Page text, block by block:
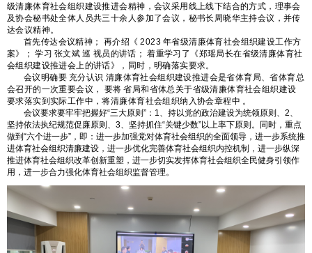
级清廉体育社会组织建设推进会精神，会议采用线上线下结合的方式，理事会
及协会秘书处全体人员共三十余人参加了会议，秘书长周晓华主持会议，并传
达会议精神。
首先传达会议精神；
再介绍《 2023 年省级清廉体育社会组织建设工作方
案》； 学习 张文斌 巡 视员的讲话； 着重学习了《郑瑶局长在省级清廉体育社
会组织建设推进会上的讲话》，同时，明确落实要求。
会议明确要 充分认识 清廉体育社会组织建设推进会是省体育局、省体育总
会召开的一次重要会议，
要将 省局和省体总关于省级清廉体育社会组织建设
要求落实到实际工作中，将清廉体育社会组织纳入协会章程中 。
会议要求要牢牢把握好“三大原则”：1、持以党的政治建设为统领原则、2、
坚持依法执纪规范促廉原则、3、坚持抓住“关键少数”以上率下原则。同时，重点
做到“六个进一步”，即：进一步加强党对体育社会组织的全面领导，进一步系统推
进体育社会组织清廉建设，进一步优化完善体育社会组织内控机制，进一步纵深
推进体育社会组织改革创新重塑，进一步切实发挥体育社会组织全民健身引领作
用，进一步合力强化体育社会组织监督管理。